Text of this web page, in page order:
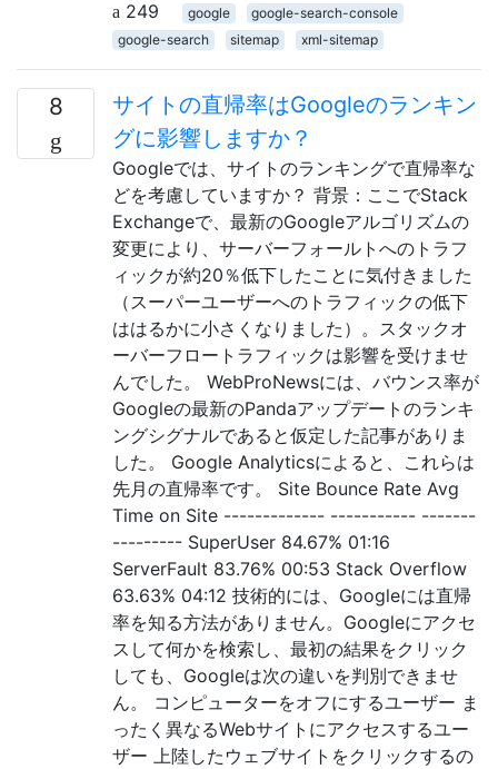
249
google
google-search-console
google-search
sitemap xml-sitemap
8
サイトの直帰率はGoogleのランキン
グに影響しますか？
Googleでは、サイトのランキングで直帰率な
どを考慮していますか？ 背景：ここでStack
Exchangeで、最新のGoogleアルゴリズムの
変更により、サーバーフォールトへのトラフ
ィックが約20％低下したことに気付きました
（スーパーユーザーへのトラフィックの低下
ははるかに小さくなりました）。スタックオ
ーバーフロートラフィックは影響を受けませ
んでした。 WebProNewsには、バウンス率が
Googleの最新のPandaアップデートのランキ
ングシグナルであると仮定した記事がありま
した。 Google Analyticsによると、これらは
先月の直帰率です。 Site Bounce Rate Avg
Time on Site ------------- ----------- -------
--------- SuperUser 84.67% 01:16
ServerFault 83.76% 00:53 Stack Overflow
63.63% 04:12 技術的には、Googleには直帰
率を知る方法がありません。Googleにアクセ
スして何かを検索し、最初の結果をクリック
しても、Googleは次の違いを判別できませ
ん。 コンピューターをオフにするユーザー ま
ったく異なるWebサイトにアクセスするユー
ザー 上陸したウェブサイトをクリックするの